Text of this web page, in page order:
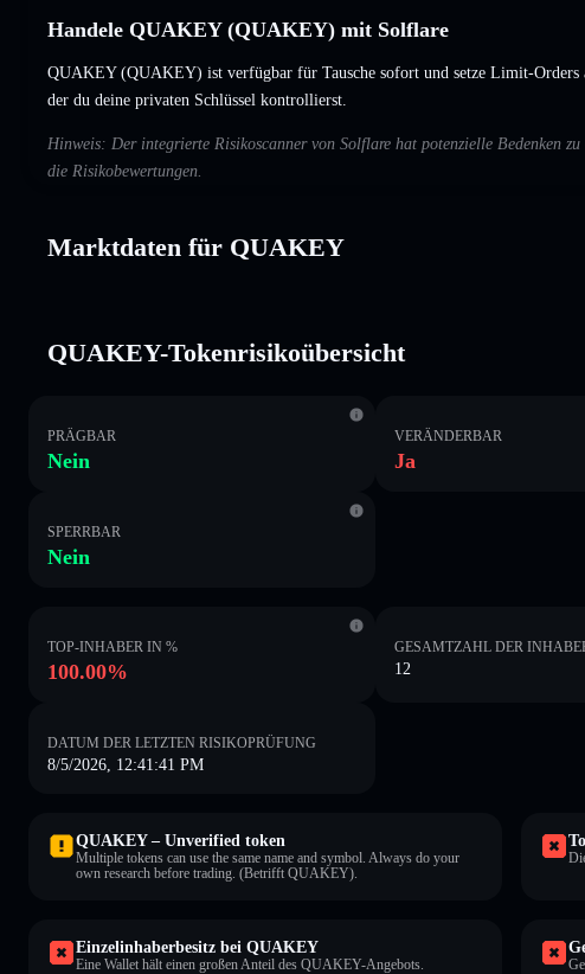
Handele QUAKEY (QUAKEY) mit Solflare
QUAKEY (QUAKEY) ist verfügbar für Tausche sofort und setze Limit-Orders
der du deine privaten Schlüssel kontrollierst.
Hinweis: Der integrierte Risikoscanner von Solflare hat potenzielle Bedenken
die Risikobewertungen.
Marktdaten für QUAKEY
QUAKEY-Tokenrisikoübersicht
PRÄGBAR
Nein
VERÄNDERBAR
Ja
SPERRBAR
Nein
TOP-INHABER IN %
100.00%
GESAMTZAHL DER
12
DATUM DER LETZTEN RISIKOPRÜFUNG
8/5/2026, 12:41:41 PM
QUAKEY – Unverified token
Multiple tokens can use the same name and symbol. Always do your
own research before trading. (Betrifft QUAKEY).
Einzelinhaberbesitz bei QUAKEY
Eine Wallet hält einen großen Anteil des QUAKEY-Angebots.